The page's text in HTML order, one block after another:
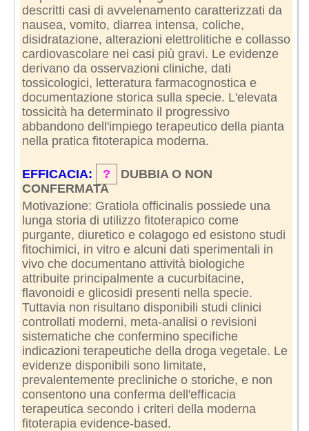
descritti casi di avvelenamento caratterizzati da
nausea, vomito, diarrea intensa, coliche,
disidratazione, alterazioni elettrolitiche e collasso
cardiovascolare nei casi più gravi. Le evidenze
derivano da osservazioni cliniche, dati
tossicologici, letteratura farmacognostica e
documentazione storica sulla specie. L'elevata
tossicità ha determinato il progressivo
abbandono dell'impiego terapeutico della pianta
nella pratica fitoterapica moderna.
EFFICACIA: ?
DUBBIA O NON
CONFERMATA
Motivazione: Gratiola officinalis possiede una
lunga storia di utilizzo fitoterapico come
purgante, diuretico e colagogo ed esistono studi
fitochimici, in vitro e alcuni dati sperimentali in
vivo che documentano attività biologiche
attribuite principalmente a cucurbitacine,
flavonoidi e glicosidi presenti nella specie.
Tuttavia non risultano disponibili studi clinici
controllati moderni, meta-analisi o revisioni
sistematiche che confermino specifiche
indicazioni terapeutiche della droga vegetale. Le
evidenze disponibili sono limitate,
prevalentemente precliniche o storiche, e non
consentono una conferma dell'efficacia
terapeutica secondo i criteri della moderna
fitoterapia evidence-based.